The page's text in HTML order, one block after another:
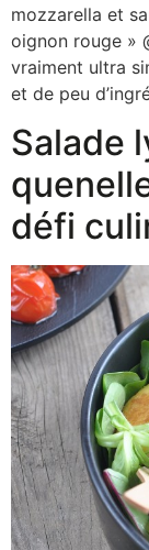
mozzarella et
oignon rouge »
vraiment ultra
et de peu
Salade
défi